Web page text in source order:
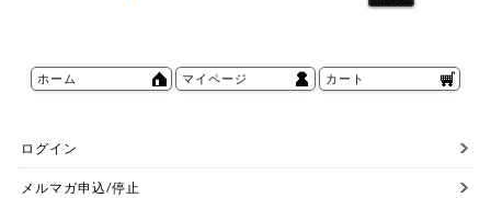
ホーム マイページ カート
ログイン
メルマガ申込/停止